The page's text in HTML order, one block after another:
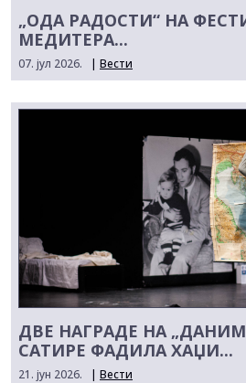
„ОДА РАДОСТИ“ НА
МЕДИТЕРА...
07. јул 2026. | Вести
ДВЕ НАГРАДЕ НА
САТИРЕ ФАДИЛА ХАЏИ...
21. јун 2026. | Вести